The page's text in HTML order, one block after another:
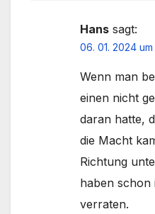
Hans sagt:
06. 01. 2024 um
Wenn man
einen nicht
daran hatte,
die Macht
Richtung
haben schon
verraten.